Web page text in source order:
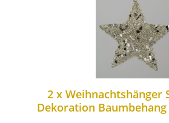
2 x Weihnachtshänger
Dekoration